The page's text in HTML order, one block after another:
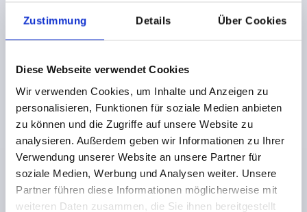
Zustimmung Details Über Cookies
Diese Webseite verwendet Cookies
Wir verwenden Cookies, um Inhalte und Anzeigen zu
personalisieren, Funktionen für soziale Medien anbieten
zu können und die Zugriffe auf unsere Website zu
analysieren. Außerdem geben wir Informationen zu Ihrer
Verwendung unserer Website an unsere Partner für
soziale Medien, Werbung und Analysen weiter. Unsere
Partner führen diese Informationen möglicherweise mit
weiteren Daten zusammen, die Sie ihnen bereitgestellt
RÄNDELRAD GR.1, D1=40 D=M05, , FORM:K,
THERMOPLAST SCHWARZGRAU RAL7021,
KOMP:EDELSTAHL, DECKEL:ROT RAL3020